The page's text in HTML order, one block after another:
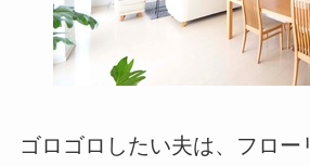
ゴロゴロしたい夫は、フロー